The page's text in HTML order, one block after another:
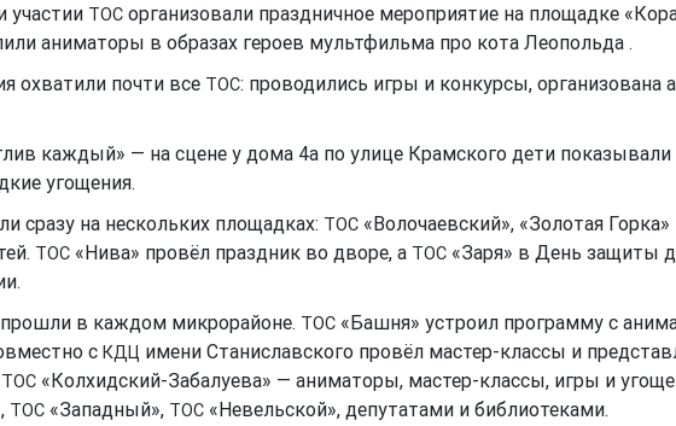
участии ТОСорганизовали праздничное мероприятие на площадке
аниматоры в образах героев мультфильма про кота Леопольда .
охватили почти все ТОС: проводились игры и конкурсы, организована
каждый» — на сцене у дома 4а по улице Крамского дети
угощения.
сразу на нескольких площадках: ТОС«Волочаевский», «Золотая Горка»
ТОС«Нива» провёл праздник во дворе, а ТОС«Заря» в День защиты
в каждом микрорайоне. ТОС«Башня» устроил программу с
с КДЦ имени Станиславского провёл мастер-классы и
ТОС«Колхидский-Забалуева» — аниматоры, мастер-классы, игры и
ТОС«Западный», ТОС«Невельской», депутатами и библиотеками.